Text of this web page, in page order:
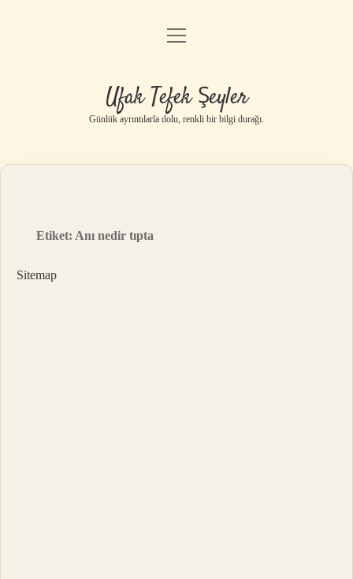
Anasayfa
Yasal Uyarı
menüyü
Ufak Tefek Şeyler
Günlük ayrıntılarla dolu, renkli bir bilgi durağı.
Etiket: Anı nedir tıpta
Sitemap